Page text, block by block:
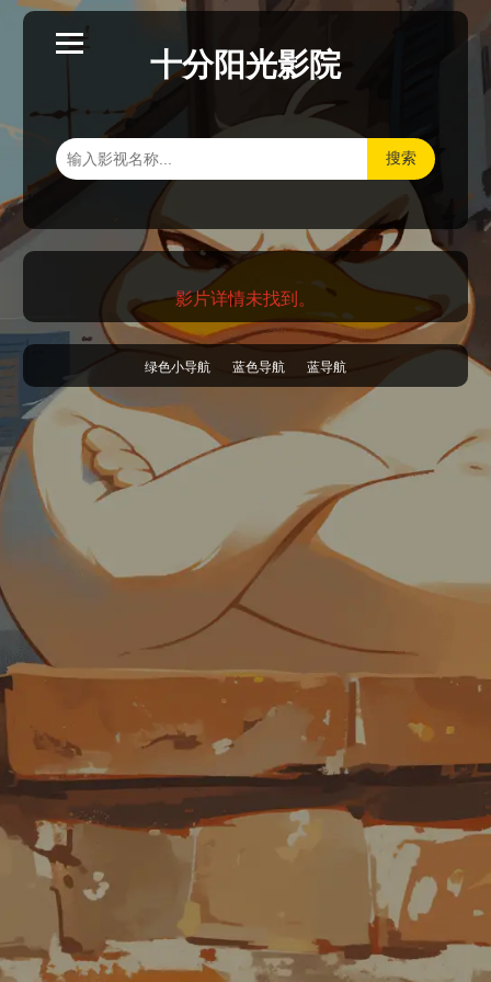
十分阳光影院
搜索
影片详情未找到。
绿色小导航 蓝色导航 蓝导航